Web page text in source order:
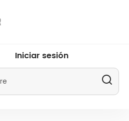
Iniciar sesión